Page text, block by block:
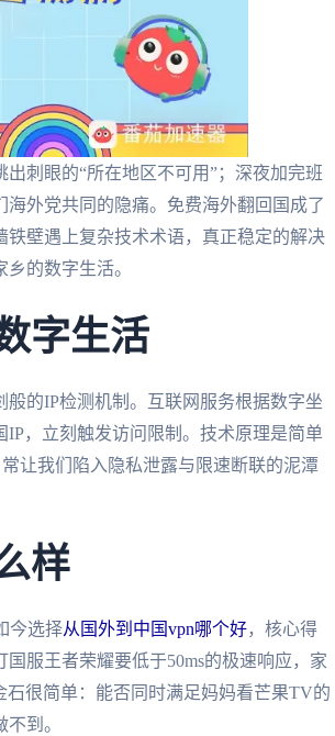
刺眼的“所在地区不可用”；深夜加完班
外党共同的隐痛。免费海外翻回国成了
壁遇上复杂技术术语，真正稳定的解决
的数字生活。
字生活
的IP检测机制。互联网服务根据数字坐
，立刻触发访问限制。技术原理是简单
让我们陷入隐私泄露与限速断联的泥潭
样
今选择从国外到中国vpn哪个好，核心得
服王者荣耀要低于50ms的极速响应，家
很简单：能否同时满足妈妈看芒果TV的
到。